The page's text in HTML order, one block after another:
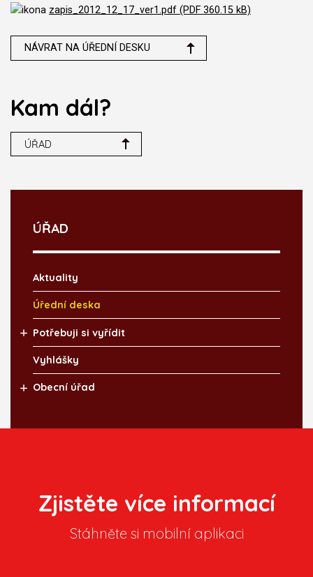
zapis_2012_12_17_ver1.pdf (PDF 360.15 kB)
NÁVRAT NA ÚŘEDNÍ DESKU
Kam dál?
ÚŘAD
ÚŘAD
Aktuality
Úřední deska
Potřebuji si vyřídit
Vyhlášky
Obecní úřad
Zjistěte více informací
Stáhněte si mobilní aplikaci